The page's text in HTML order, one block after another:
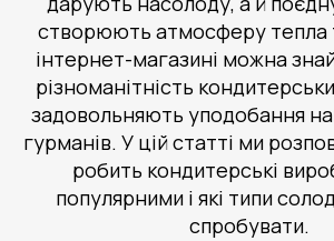
створюють атмосферу тепла
інтернет-магазині можна
різноманітність
задовольняють уподобання
гурманів. У цій статті ми
робить кондитерські
популярними і які типи
спробувати.